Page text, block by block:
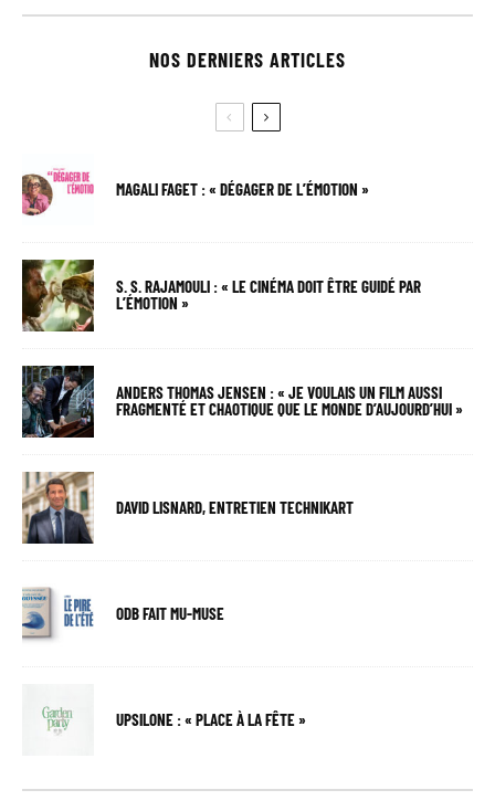
NOS DERNIERS ARTICLES
MAGALI FAGET : « DÉGAGER DE L’ÉMOTION »
S. S. RAJAMOULI : « LE CINÉMA DOIT ÊTRE GUIDÉ PAR
L’ÉMOTION »
ANDERS THOMAS JENSEN : « JE VOULAIS UN FILM AUSSI
FRAGMENTÉ ET CHAOTIQUE QUE LE MONDE D’AUJOURD’HUI »
DAVID LISNARD, ENTRETIEN TECHNIKART
ODB FAIT MU-MUSE
UPSILONE : « PLACE À LA FÊTE »